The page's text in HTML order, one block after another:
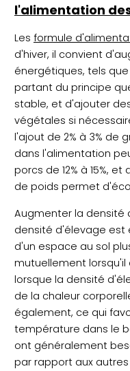
l'alimentation
Les formule
d'hiver, il convient
énergétiques, tels que
partant du principe
stable, et d'ajouter
végétales si
l'ajout de 2% à 3% de
dans l'alimentation
porcs de 12% à 15%,
de poids permet
Augmenter la densité
densité d'élevage est
d'un espace au sol
mutuellement lorsqu'il
lorsque la densité
de la chaleur
également, ce qui
température dans le
ont généralement
par rapport aux